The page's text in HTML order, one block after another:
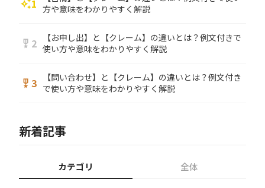
auto_awesome1 方や意味をわかりやすく解説
military_tech 2
【お申し出】と【クレーム】の違いとは？例文付きで
使い方や意味をわかりやすく解説
military_tech 3
【問い合わせ】と【クレーム】の違いとは？例文付き
で使い方や意味をわかりやすく解説
新着記事
カテゴリ 全体